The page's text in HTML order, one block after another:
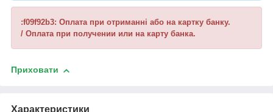
:f09f92b3: Оплата при отриманні або на картку банку.
/ Оплата при получении или на карту банка.
Приховати
Характеристики